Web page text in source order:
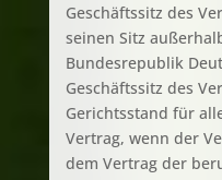
Geschäftssitz des
seinen Sitz
Bundesrepublik
Geschäftssitz des
Gerichtsstand für
Vertrag, wenn der
dem Vertrag der